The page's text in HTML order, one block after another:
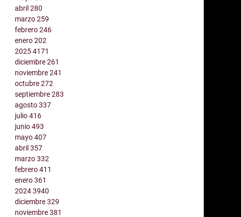
abril280
marzo259
febrero246
enero202
20254171
diciembre261
noviembre241
octubre272
septiembre283
agosto337
julio416
junio493
mayo407
abril357
marzo332
febrero411
enero361
20243940
diciembre329
noviembre381